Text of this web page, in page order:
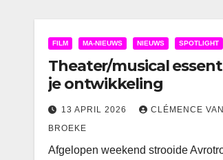
FILM MA-NIEUWS NIEUWS SPOTLIGHT
Theater/musical
je ontwikkeling
13 APRIL 2026
CLÉMENCE
BROEKE
Afgelopen weekend strooide